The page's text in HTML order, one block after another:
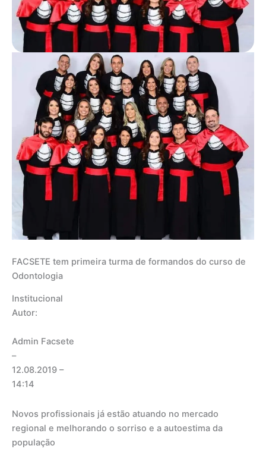
FACSETE tem primeira turma de formandos do curso de
Odontologia
Institucional
Autor:
Admin Facsete
–
12.08.2019 –
14:14
Novos profissionais já estão atuando no mercado
regional e melhorando o sorriso e a autoestima da
população